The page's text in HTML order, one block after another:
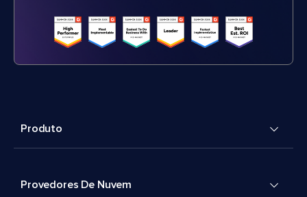
Produto
Provedores De Nuvem